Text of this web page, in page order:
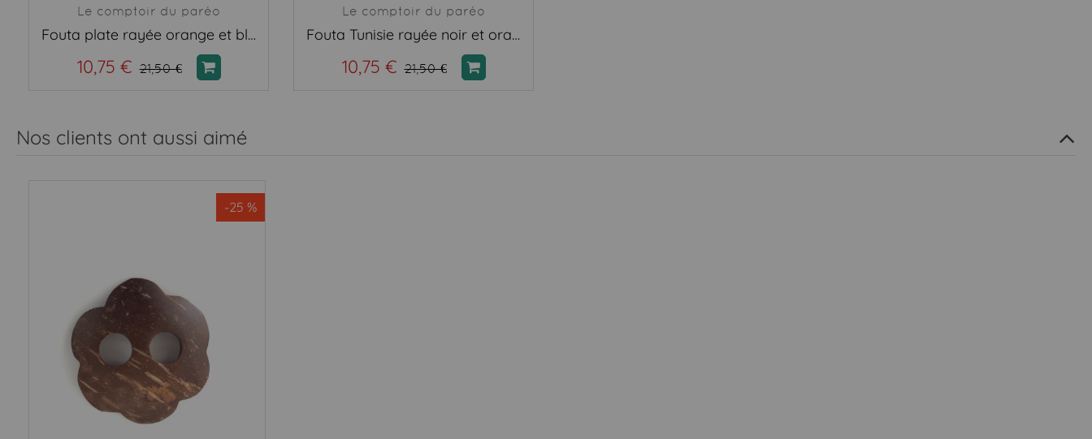
Le comptoir du paréo
Fouta plate rayée orange et blanc
10,75 € 21,50 €
Le comptoir du paréo
Fouta Tunisie rayée noir et orange
10,75 € 21,50 €
Nos clients ont aussi aimé
-25 %